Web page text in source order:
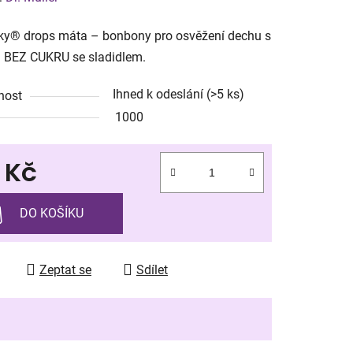
drops máta – bonbony pro osvěžení dechu s
CUKRU se sladidlem.
Ihned k odeslání (>5 ks)
1000
cena:
DO KOŠÍKU
Zeptat se Sdílet